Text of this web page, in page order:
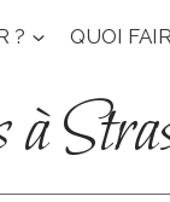
? QUOI